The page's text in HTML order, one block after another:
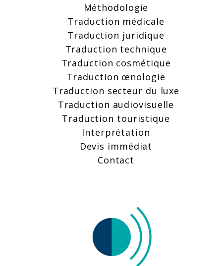
Méthodologie
Traduction médicale
Traduction juridique
Traduction technique
Traduction cosmétique
Traduction œnologie
Traduction secteur du luxe
Traduction audiovisuelle
Traduction touristique
Interprétation
Devis immédiat
Contact